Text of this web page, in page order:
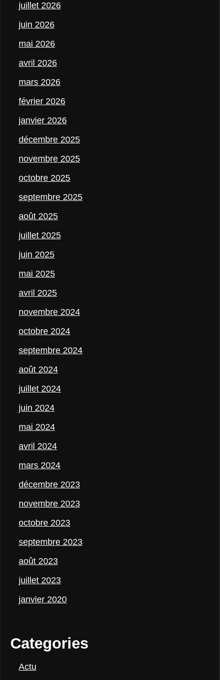
juillet 2026
juin 2026
mai 2026
avril 2026
mars 2026
février 2026
janvier 2026
décembre 2025
novembre 2025
octobre 2025
septembre 2025
août 2025
juillet 2025
juin 2025
mai 2025
avril 2025
novembre 2024
octobre 2024
septembre 2024
août 2024
juillet 2024
juin 2024
mai 2024
avril 2024
mars 2024
décembre 2023
novembre 2023
octobre 2023
septembre 2023
août 2023
juillet 2023
janvier 2020
Categories
Actu